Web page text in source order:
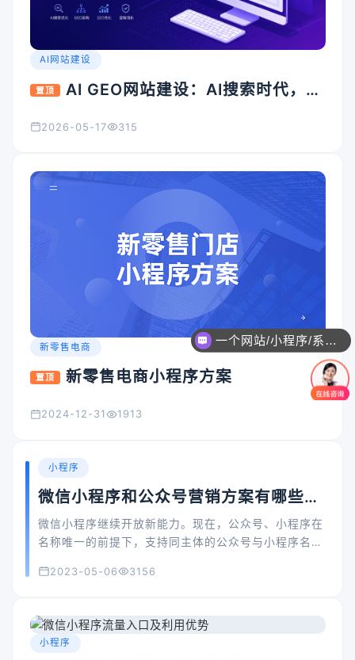
AI网站建设
置顶
AI GEO网站建设：AI搜索时代，企
2026-05-17 315
新零售电商
置顶 新零售电商小程序方案
2024-12-31 1913
小程序
微信小程序和公众号营销方案有哪些？
一文全解
微信小程序继续开放新能力。现在，公众号、小程序在
名称唯一的前提下，支持同主体的公众号与小程序名称
了避免和公众号重名而使用一些奇怪或冷门的名字。这
率将大大提高。
2023-05-06 3156
小程序
一个网站/小程序/系统的价格是怎么计算的？